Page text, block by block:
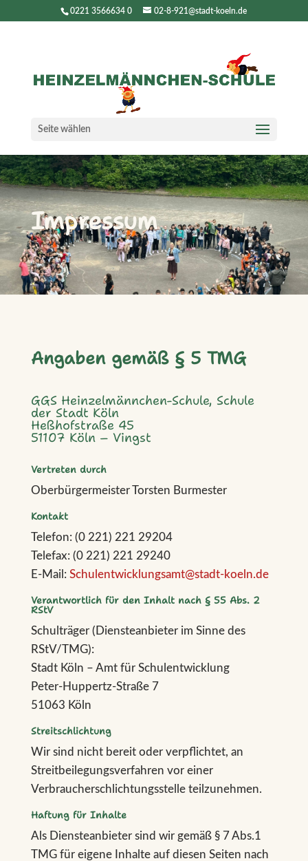
0221 3566634 0 02-8-921@stadt-koeln.de
Seite wählen
Impressum
Angaben gemäß § 5 TMG
GGS Heinzelmännchen-Schule, Schule
der Stadt Köln
Heßhofstraße 45
51107 Köln – Vingst
Vertreten durch
Oberbürgermeister Torsten Burmester
Kontakt
Telefon: (0 221) 221 29204
Telefax: (0 221) 221 29240
E-Mail: Schulentwicklungsamt@stadt-koeln.de
Verantwortlich für den Inhalt nach § 55 Abs. 2
RStV
Schulträger (Diensteanbieter im Sinne des
RStV/TMG):
Stadt Köln – Amt für Schulentwicklung
Peter-Huppertz-Straße 7
51063 Köln
Streitschlichtung
Wir sind nicht bereit oder verpflichtet, an
Streitbeilegungsverfahren vor einer
Verbraucherschlichtungsstelle teilzunehmen.
Haftung für Inhalte
Als Diensteanbieter sind wir gemäß § 7 Abs.1
TMG für eigene Inhalte auf diesen Seiten nach